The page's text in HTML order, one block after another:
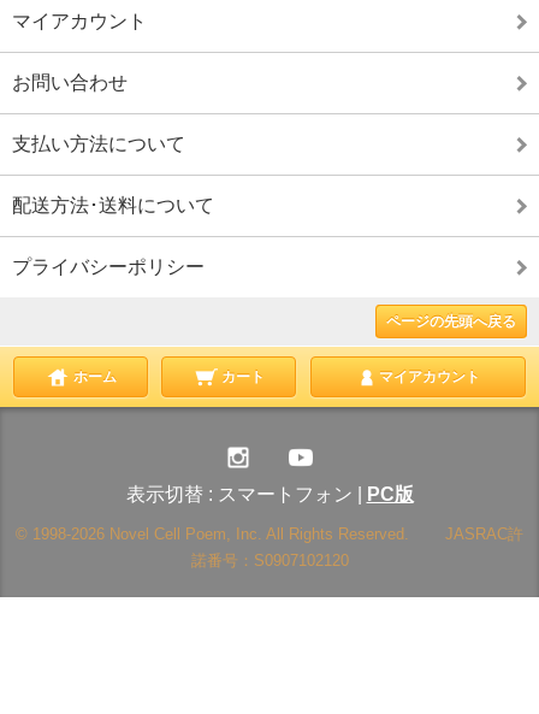
マイアカウント
お問い合わせ
支払い方法について
配送方法･送料について
プライバシーポリシー
ページの先頭へ戻る
ホーム カート マイアカウント
表示切替 : スマートフォン PC版
© 1998-2026 Novel Cell Poem, Inc. All Rights Reserved. JASRAC許
諾番号：S0907102120